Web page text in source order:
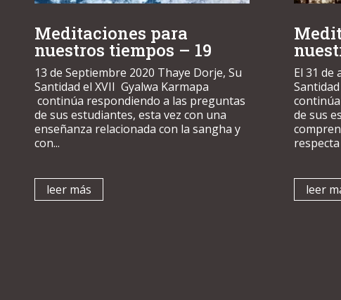
Meditaciones para
nuestros tiempos – 19
13 de Septiembre 2020 Thaye Dorje, Su
Santidad el XVII Gyalwa Karmapa
continúa respondiendo a las preguntas
de sus estudiantes, esta vez con una
enseñanza relacionada con la sangha y
con...
leer más
El 31 de
de sus
respecta
leer